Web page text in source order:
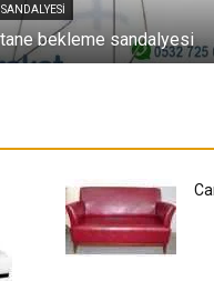
SANDALYESI
bekleme sandalyesi